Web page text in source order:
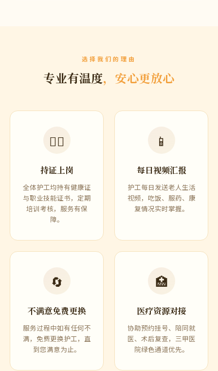
选择我们的理由
专业有温度，安心更放心
👩‍⚕️
持证上岗
全体护工均持有健康证
与职业技能证书，定期
培训考核，服务有保
障。
📱
每日视频汇报
护工每日发送老人生活
视频，吃饭、服药、康
复情况实时掌握。
🔄
不满意免费更换
服务过程中如有任何不
满，免费更换护工，直
到您满意为止。
🏥
医疗资源对接
协助预约挂号、陪同就
医、术后复查，三甲医
院绿色通道优先。